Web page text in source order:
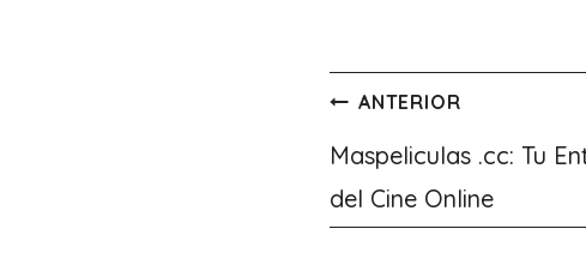
Navegación
de
entradas
ANTERIOR
Maspeliculas .cc: Tu
del Cine Online